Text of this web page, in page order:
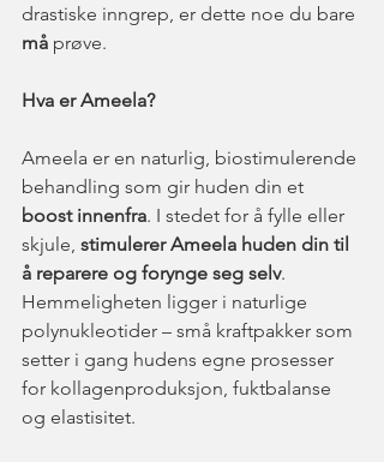
drastiske inngrep, er dette noe du bare
må prøve.
Hva er Ameela?
Ameela er en naturlig, biostimulerende
behandling som gir huden din et
boost innenfra. I stedet for å fylle eller
skjule, stimulerer Ameela huden din til
å reparere og forynge seg selv.
Hemmeligheten ligger i naturlige
polynukleotider – små kraftpakker som
setter i gang hudens egne prosesser
for kollagenproduksjon, fuktbalanse
og elastisitet.